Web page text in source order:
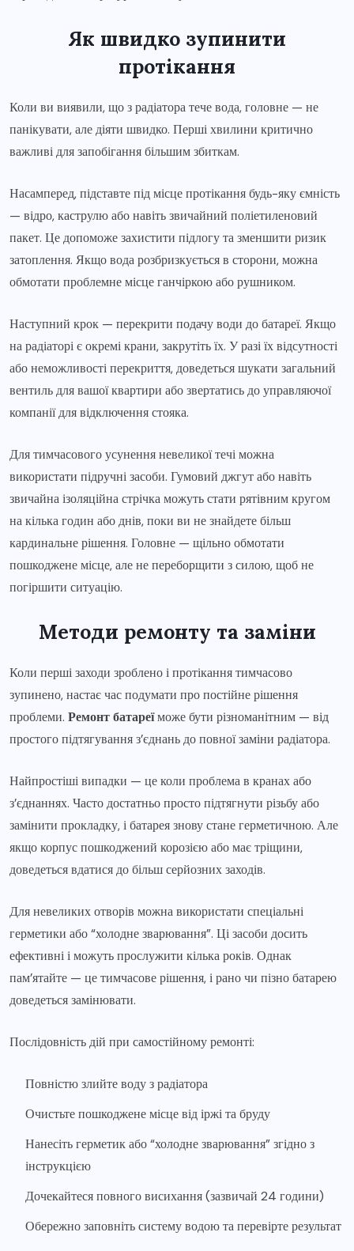
Як швидко зупинити
протікання
Коли ви виявили, що з радіатора тече вода, головне — не
панікувати, але діяти швидко. Перші хвилини критично
важливі для запобігання більшим збиткам.
Насамперед, підставте під місце протікання будь-яку ємність
— відро, каструлю або навіть звичайний поліетиленовий
пакет. Це допоможе захистити підлогу та зменшити ризик
затоплення. Якщо вода розбризкується в сторони, можна
обмотати проблемне місце ганчіркою або рушником.
Наступний крок — перекрити подачу води до батареї. Якщо
на радіаторі є окремі крани, закрутіть їх. У разі їх відсутності
або неможливості перекриття, доведеться шукати загальний
вентиль для вашої квартири або звертатись до управляючої
компанії для відключення стояка.
Для тимчасового усунення невеликої течі можна
використати підручні засоби. Гумовий джгут або навіть
звичайна ізоляційна стрічка можуть стати рятівним кругом
на кілька годин або днів, поки ви не знайдете більш
кардинальне рішення. Головне — щільно обмотати
пошкоджене місце, але не переборщити з силою, щоб не
погіршити ситуацію.
Методи ремонту та заміни
Коли перші заходи зроблено і протікання тимчасово
зупинено, настає час подумати про постійне рішення
проблеми. Ремонт батареїможе бути різноманітним — від
простого підтягування з’єднань до повної заміни радіатора.
Найпростіші випадки — це коли проблема в кранах або
з’єднаннях. Часто достатньо просто підтягнути різьбу або
замінити прокладку, і батарея знову стане герметичною. Але
якщо корпус пошкоджений корозією або має тріщини,
доведеться вдатися до більш серйозних заходів.
Для невеликих отворів можна використати спеціальні
герметики або “холодне зварювання”. Ці засоби досить
ефективні і можуть прослужити кілька років. Однак
пам’ятайте — це тимчасове рішення, і рано чи пізно батарею
доведеться замінювати.
Послідовність дій при самостійному ремонті:
Повністю злийте воду з радіатора
Очистьте пошкоджене місце від іржі та бруду
Нанесіть герметик або “холодне зварювання” згідно з
інструкцією
Дочекайтеся повного висихання (зазвичай 24 години)
Обережно заповніть систему водою та перевірте результат